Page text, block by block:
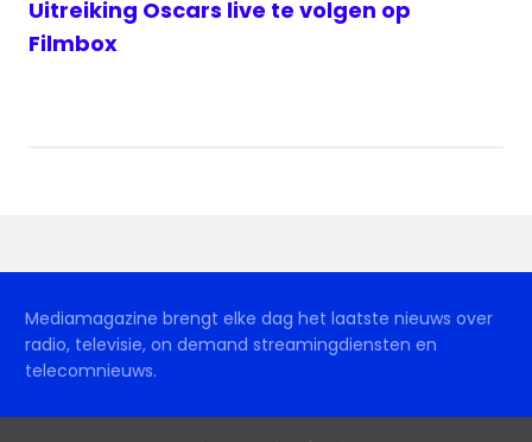
Uitreiking Oscars live te volgen op
Filmbox
Mediamagazine brengt elke dag het laatste nieuws over
radio, televisie, on demand streamingdiensten en
telecomnieuws.